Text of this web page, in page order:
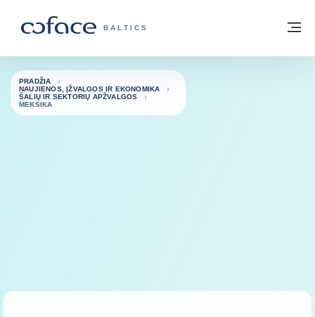
„COFACE“ FOR TRADE - GRUPĖS
BALTICS
Grįžti į pradžią
PRADŽIA
NAUJIENOS, ĮŽVALGOS IR EKONOMIKA
ŠALIŲ IR SEKTORIŲ APŽVALGOS
MEKSIKA